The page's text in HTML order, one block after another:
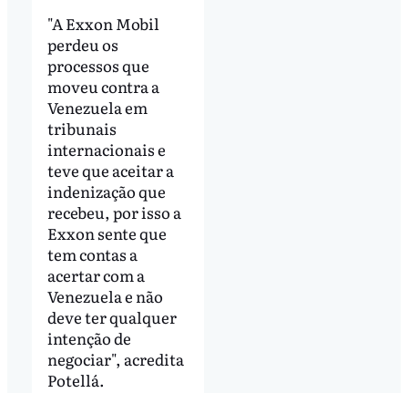
"A Exxon Mobil
perdeu os
processos que
moveu contra a
Venezuela em
tribunais
internacionais e
teve que aceitar a
indenização que
recebeu, por isso a
Exxon sente que
tem contas a
acertar com a
Venezuela e não
deve ter qualquer
intenção de
negociar", acredita
Potellá.